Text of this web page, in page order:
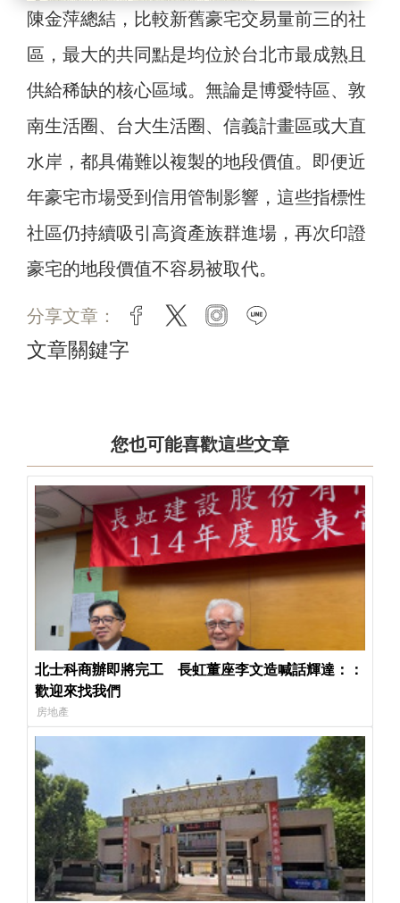
陳金萍總結，比較新舊豪宅交易量前三的社
區，最大的共同點是均位於台北市最成熟且
供給稀缺的核心區域。無論是博愛特區、敦
南生活圈、台大生活圈、信義計畫區或大直
水岸，都具備難以複製的地段價值。即便近
年豪宅市場受到信用管制影響，這些指標性
社區仍持續吸引高資產族群進場，再次印證
豪宅的地段價值不容易被取代。
分享文章： facebook
twitter instagram
文章關鍵字
您也可能喜歡這些文章
北士科商辦即將完工 長虹董座李文造喊話輝達：：
歡迎來找我們
房地產